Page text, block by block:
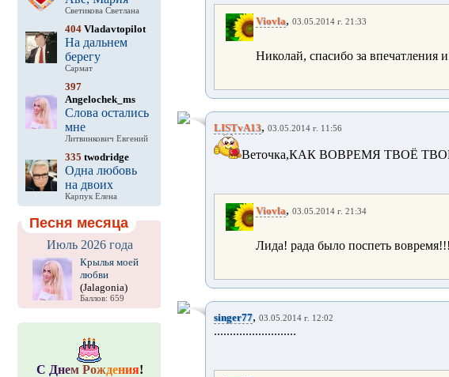
Светикова Светлана
404Vladavtopilot
На дальнем
берегу
Сармат
397
Angelochek_ms
Слова остались
мне
Литвинкович Евгений
335 twodridge
Одна любовь
на двоих
Карпук Елена
Песня месяца
Июль 2026 года
Крылья моей
любви
(Jalagonia)
Баллов: 659
С Днем Рождения!
Viovla, 03.05.2014 г. 21:33
Николай, спасибо за впечатления
LISTvA13, 03.05.2014 г. 11:56
Веточка,КАК ВОВРЕМЯ ТВОЁ
Viovla, 03.05.2014 г. 21:34
Лида! рада было поспеть
singer77, 03.05.2014 г. 12:02
..........................